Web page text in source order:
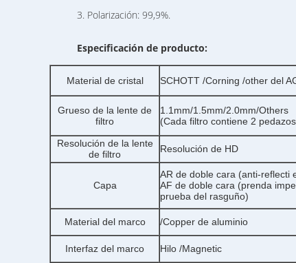
3. Polarización: 99,9%.
Especificación de producto:
Material de cristal SCHOTT /Corning /other del
Grueso de la lente de
filtro
1.1mm/1.5mm/2.0mm/Others
(Cada filtro contiene 2
Resolución de la lente
de filtro
Resolución de HD
Capa
AR de doble cara (anti-reflecti
AF de doble cara (prenda
prueba del rasguño)
Material del marco /Copper de aluminio
Interfaz del marco Hilo /Magnetic